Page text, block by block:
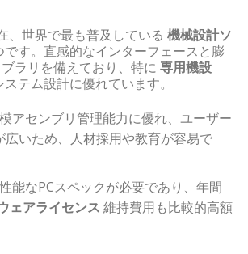
、世界で最も普及している 機械設計ソ
です。直感的なインターフェースと膨
ラリを備えており、特に 専用機設
テム設計に優れています。
アセンブリ管理能力に優れ、ユーザー
広いため、人材採用や教育が容易で
能なPCスペックが必要であり、年間
ェアライセンス 維持費用も比較的高額